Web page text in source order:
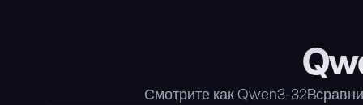
Смотрите как Qwen3-